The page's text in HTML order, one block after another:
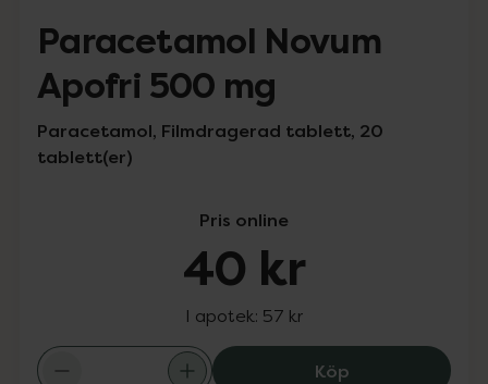
Paracetamol Novum
Apofri 500 mg
Paracetamol, Filmdragerad tablett, 20
tablett(er)
Pris online
40 kr
I apotek: 57 kr
KöpParacetamol